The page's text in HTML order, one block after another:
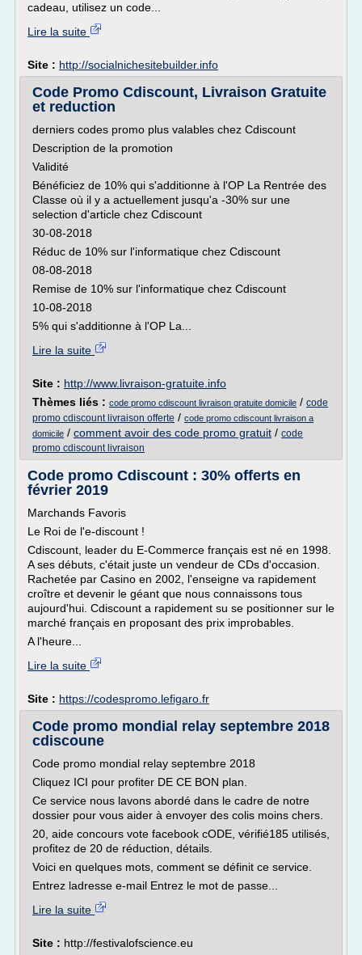
cadeau, utilisez un code...
Lire la suite
Site : http://socialnichesitebuilder.info
Code Promo Cdiscount, Livraison Gratuite
et reduction
derniers codes promo plus valables chez Cdiscount
Description de la promotion
Validité
Bénéficiez de 10% qui s'additionne à l'OP La Rentrée des
Classe où il y a actuellement jusqu'a -30% sur une
selection d'article chez Cdiscount
30-08-2018
Réduc de 10% sur l'informatique chez Cdiscount
08-08-2018
Remise de 10% sur l'informatique chez Cdiscount
10-08-2018
5% qui s'additionne à l'OP La...
Lire la suite
Site : http://www.livraison-gratuite.info
Thèmes liés : code promo cdiscount livraison gratuite domicile / code
promo cdiscount livraison offerte / code promo cdiscount livraison a
domicile / comment avoir des code promo gratuit / code
promo cdiscount livraison
Code promo Cdiscount : 30% offerts en
février 2019
Marchands Favoris
Le Roi de l'e-discount !
Cdiscount, leader du E-Commerce français est né en 1998.
A ses débuts, c'était juste un vendeur de CDs d'occasion.
Rachetée par Casino en 2002, l'enseigne va rapidement
croître et devenir le géant que nous connaissons tous
aujourd'hui. Cdiscount a rapidement su se positionner sur le
marché français en proposant des prix improbables.
A l'heure...
Lire la suite
Site : https://codespromo.lefigaro.fr
Code promo mondial relay septembre 2018
cdiscoune
Code promo mondial relay septembre 2018
Cliquez ICI pour profiter DE CE BON plan.
Ce service nous lavons abordé dans le cadre de notre
dossier pour vous aider à envoyer des colis moins chers.
20, aide concours vote facebook cODE, vérifié185 utilisés,
profitez de 20 de réduction, détails.
Voici en quelques mots, comment se définit ce service.
Entrez ladresse e-mail Entrez le mot de passe...
Lire la suite
Site : http://festivalofscience.eu